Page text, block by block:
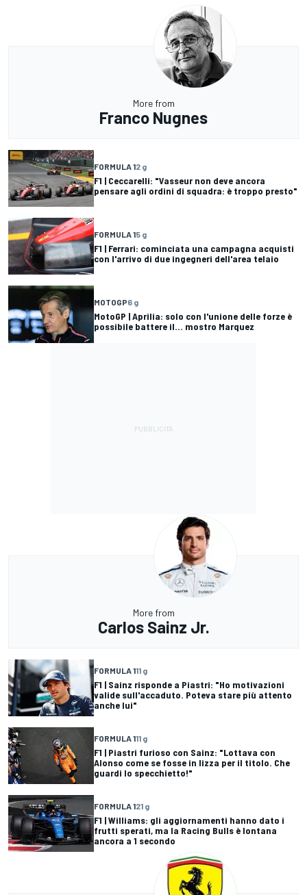
More from
Franco Nugnes
FORMULA 12 g
F1 | Ceccarelli: "Vasseur non deve ancora
pensare agli ordini di squadra: è troppo presto"
FORMULA 15 g
F1 | Ferrari: cominciata una campagna acquisti
con l'arrivo di due ingegneri dell'area telaio
MOTOGP6 g
MotoGP | Aprilia: solo con l'unione delle forze è
possibile battere il... mostro Marquez
More from
Carlos Sainz Jr.
FORMULA 111 g
F1 | Sainz risponde a Piastri: "Ho motivazioni
valide sull'accaduto. Poteva stare più attento
anche lui"
FORMULA 111 g
F1 | Piastri furioso con Sainz: "Lottava con
Alonso come se fosse in lizza per il titolo. Che
guardi lo specchietto!"
FORMULA 121 g
F1 | Williams: gli aggiornamenti hanno dato i
frutti sperati, ma la Racing Bulls è lontana
ancora a 1 secondo